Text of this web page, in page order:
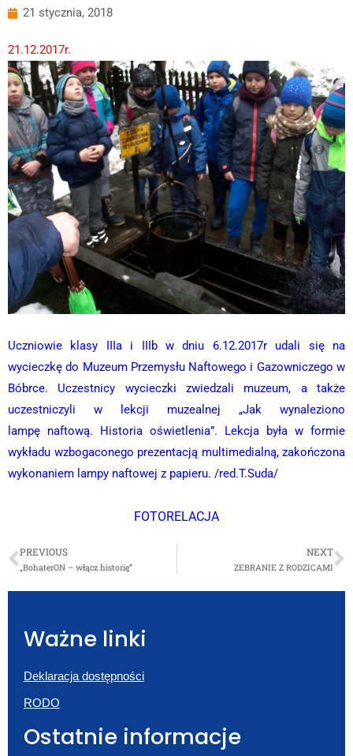
21 stycznia, 2018
21.12.2017r.
Uczniowie klasy IIIa i IIIb w dniu 6.12.2017r udali się na
wycieczkę do Muzeum Przemysłu Naftowego i Gazowniczego w
Bóbrce. Uczestnicy wycieczki zwiedzali muzeum, a także
uczestniczyli w lekcji muzealnej „Jak wynaleziono
lampę naftową. Historia oświetlenia”. Lekcja była w formie
wykładu wzbogaconego prezentacją multimedialną, zakończona
wykonaniem lampy naftowej z papieru. /red.T.Suda/
FOTORELACJA
PREVIOUS
„BohaterON – włącz historię”
NEXT
ZEBRANIE Z RODZICAMI
Ważne linki
Deklaracja dostępności
RODO
Ostatnie informacje